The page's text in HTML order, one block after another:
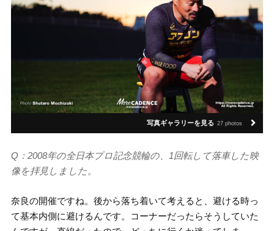
写真ギャラリーを見る 27 photos
Q：2008年の全日本プロ記念競輪の、1回転して落車した映
像を拝見しました。
奈良の開催ですね。後から落ち着いて考えると、避ける時っ
て基本内側に避けるんです。コーナーだったらそうしていた